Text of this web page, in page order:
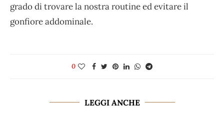
grado di trovare la nostra routine ed evitare il
gonfiore addominale.
0
LEGGI ANCHE